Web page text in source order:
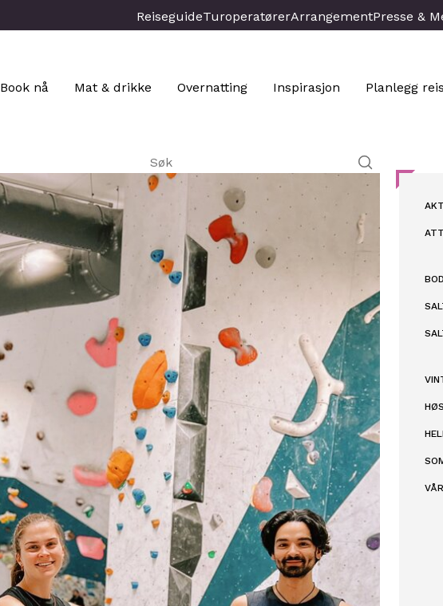
ReiseguideTuroperatørerArrangementPresse &
Book nå Mat & drikke Overnatting Inspirasjon Planlegg
VÅR